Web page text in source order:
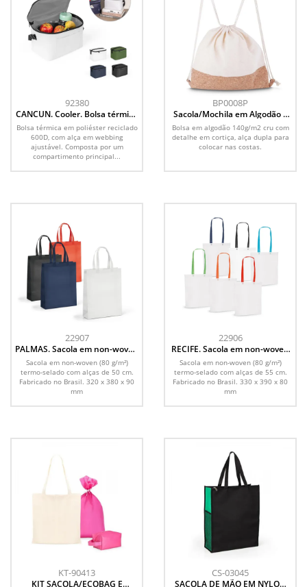
92380
CANCUN. Cooler. Bolsa térmica
em poliéster reciclado 600D
com interior forrado em PEVA 7
L
Bolsa térmica em poliéster reciclado
600D, com alça em webbing
ajustável. Composta por um
compartimento principal...
BP0008P
Sacola/Mochila em Algodão e
Cortiça 140g/m² (39x37x8,5cm)
Bolsa em algodão 140g/m2 cru com
detalhe em cortiça, alça dupla para
colocar nas costas.
22907
PALMAS. Sacola em non-woven
(80 g/m²) termo-selado
Sacola em non-woven (80 g/m²)
termo-selado com alças de 50 cm.
Fabricado no Brasil. 320 x 380 x 90
mm
22906
RECIFE. Sacola em non-woven
(80 g/m²) termo-selado
Sacola em non-woven (80 g/m²)
termo-selado com alças de 55 cm.
Fabricado no Brasil. 330 x 390 x 80
mm
KT-90413
KIT SACOLA/ECOBAG E
CS-03045
SACOLA DE MÃO EM NYLON